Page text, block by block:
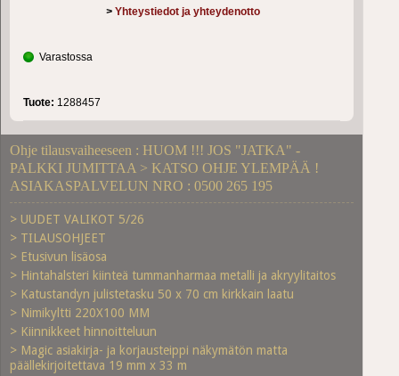
> Yhteystiedot ja yhteydenotto
Varastossa
Tuote: 1288457
Ohje tilausvaiheeseen : HUOM !!! JOS "JATKA" -
PALKKI JUMITTAA > KATSO OHJE YLEMPÄÄ !
ASIAKASPALVELUN NRO : 0500 265 195
> UUDET VALIKOT 5/26
> TILAUSOHJEET
> Etusivun lisäosa
> Hintahalsteri kiinteä tummanharmaa metalli ja akryylitaitos
> Katustandyn julistetasku 50 x 70 cm kirkkain laatu
> Nimikyltti 220X100 MM
> Kiinnikkeet hinnoitteluun
> Magic asiakirja- ja korjausteippi näkymätön matta
päällekirjoitettava 19 mm x 33 m